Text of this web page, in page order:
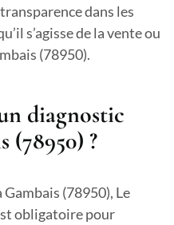
dans les
s’agisse de la vente ou
(78950).
diagnostic
(78950) ?
Gambais (78950), Le
obligatoire pour